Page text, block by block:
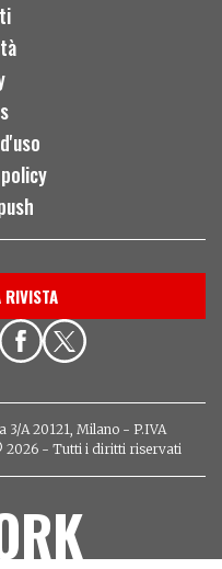
RIVISTA
3/A 20121, Milano - P.IVA
2026 - Tutti i diritti riservati